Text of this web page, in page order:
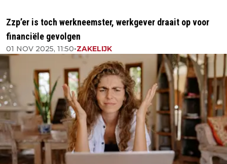
Zzp’er is toch werkneemster, werkgever draait op voor
financiële gevolgen
01 NOV 2025, 11:50•ZAKELIJK